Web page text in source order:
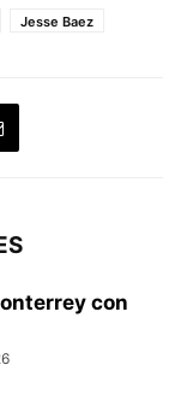
Jesse Baez
con